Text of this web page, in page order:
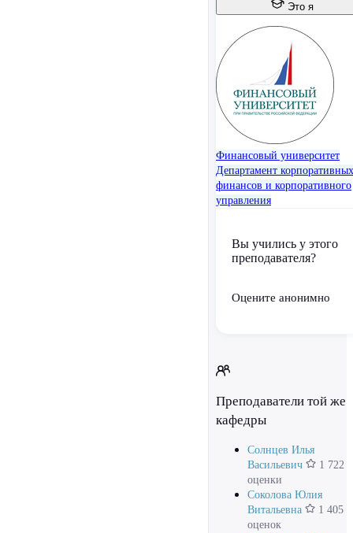
Это я
Финансовый университет
Департамент корпоративных
финансов и корпоративного
управления
Вы учились у этого
преподавателя?
Оцените анонимно
Преподаватели той же
кафедры
Солнцев Илья
Васильевич
1 722
оценки
Соколова Юлия
Витальевна
1 405
оценок